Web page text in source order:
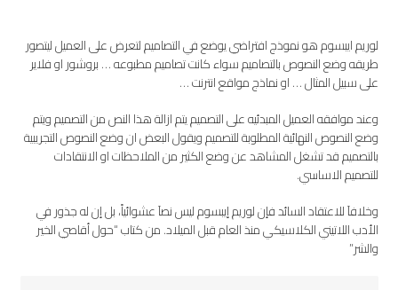
لوريم ايبسوم هو نموذج افتراضي يوضع في التصاميم لتعرض على العميل ليتصور
طريقه وضع النصوص بالتصاميم سواء كانت تصاميم مطبوعه … بروشور او فلاير
على سبيل المثال … او نماذج مواقع انترنت …
وعند موافقه العميل المبدئيه على التصميم يتم ازالة هذا النص من التصميم ويتم
وضع النصوص النهائية المطلوبة للتصميم ويقول البعض ان وضع النصوص التجريبية
بالتصميم قد تشغل المشاهد عن وضع الكثير من الملاحظات او الانتقادات
للتصميم الاساسي.
وخلافاَ للاعتقاد السائد فإن لوريم إيبسوم ليس نصاَ عشوائياً، بل إن له جذور في
الأدب اللاتيني الكلاسيكي منذ العام قبل الميلاد. من كتاب “حول أقاصي الخير
والشر”